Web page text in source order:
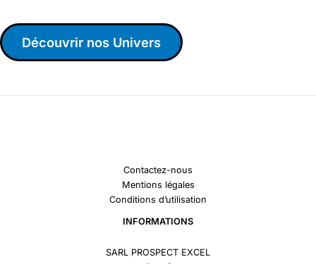
Découvrir nos Univers
Contactez-nous
Mentions légales
Conditions d’utilisation
INFORMATIONS
SARL PROSPECT EXCEL